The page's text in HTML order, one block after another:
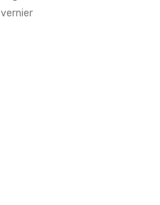
vernier